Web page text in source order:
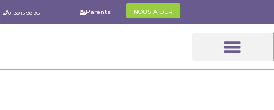
au
01 30 15 98 98 Parents NOUS AIDER